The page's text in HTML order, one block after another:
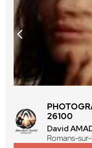
26100
David
Romans-